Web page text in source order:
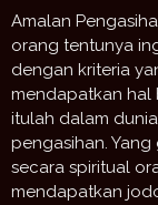
Amalan
orang tentunya
dengan kriteria
mendapatkan hal
itulah dalam
pengasihan.
secara spiritual
mendapatkan